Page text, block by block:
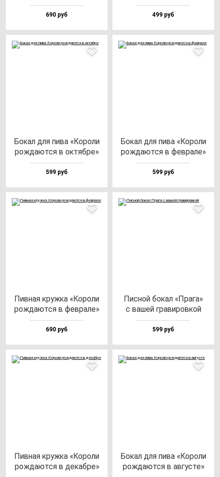
690 руб 499 руб
Бокал для пи­ва «Коро­ли
рож­да­ют­ся в ок­тяб­ре»
599 руб
Бокал для пи­ва «Коро­ли
рож­да­ют­ся в фев­ра­ле»
599 руб
Пив­ная круж­ка «Коро­ли
рож­да­ют­ся в фев­ра­ле»
690 руб
Пис­ной бо­кал «Пра­га»
с ва­шей гра­ви­ров­кой
599 руб
Пив­ная круж­ка «Коро­ли
рож­да­ют­ся в де­каб­ре»
Бокал для пи­ва «Коро­ли
рож­да­ют­ся в ав­гус­те»